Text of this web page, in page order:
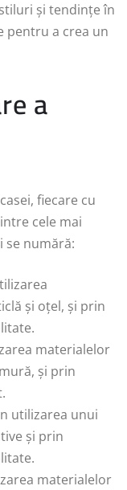
și tendințe în
pentru a crea un
a
fiecare cu
cele mai
se numără:
și oțel, și prin
materialelor
și prin
utilizarea unui
și prin
materialelor